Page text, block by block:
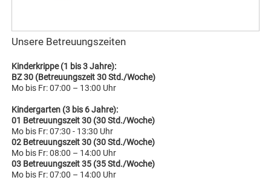
Unsere Betreuungszeiten
Kinderkrippe (1 bis 3 Jahre):
BZ 30 (Betreuungszeit 30 Std./Woche)
Mo bis Fr: 07:00 – 13:00 Uhr
Kindergarten (3 bis 6 Jahre):
01 Betreuungszeit 30 (30 Std./Woche)
Mo bis Fr: 07:30 - 13:30 Uhr
02 Betreuungszeit 30 (30 Std./Woche)
Mo bis Fr: 08:00 – 14:00 Uhr
03 Betreuungszeit 35 (35 Std./Woche)
Mo bis Fr: 07:00 – 14:00 Uhr